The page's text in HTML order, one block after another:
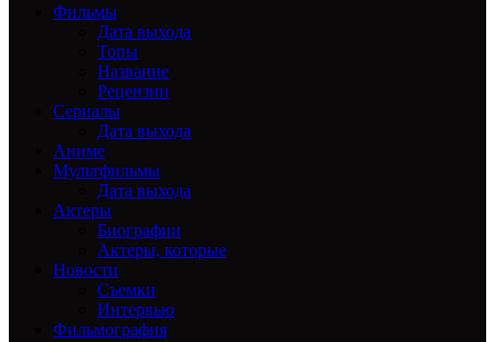
Фильмы
Дата выхода
Топы
Название
Рецензии
Сериалы
Дата выхода
Аниме
Мультфильмы
Дата выхода
Актеры
Биографии
Актеры, которые
Новости
Съемки
Интервью
Фильмография